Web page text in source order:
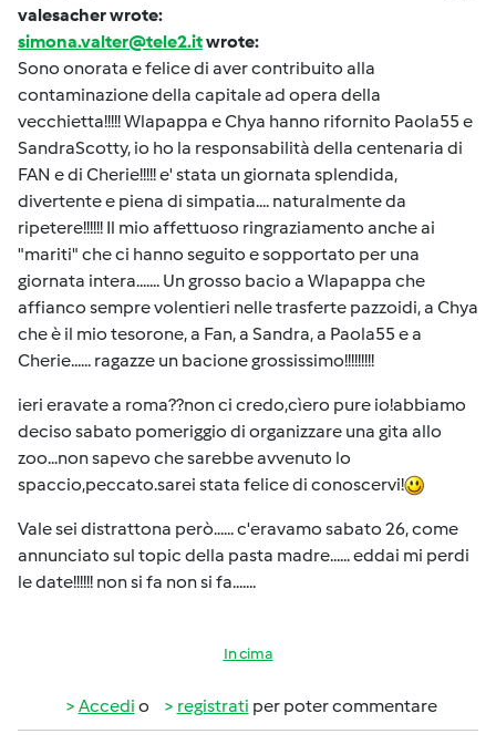
valesacher wrote:
simona.valter@tele2.itwrote:
Sono onorata e felice di aver contribuito alla
contaminazione della capitale ad opera della
vecchietta!!!!! Wlapappa e Chya hanno rifornito Paola55 e
SandraScotty, io ho la responsabilità della centenaria di
FAN e di Cherie!!!!! e' stata un giornata splendida,
divertente e piena di simpatia.... naturalmente da
ripetere!!!!!! Il mio affettuoso ringraziamento anche ai
"mariti" che ci hanno seguito e sopportato per una
giornata intera....... Un grosso bacio a Wlapappa che
affianco sempre volentieri nelle trasferte pazzoidi, a Chya
che è il mio tesorone, a Fan, a Sandra, a Paola55 e a
Cherie...... ragazze un bacione grossissimo!!!!!!!!!
ieri eravate a roma??non ci credo,cìero pure io!abbiamo
deciso sabato pomeriggio di organizzare una gita allo
zoo...non sapevo che sarebbe avvenuto lo
spaccio,peccato.sarei stata felice di conoscervi!
Vale sei distrattona però...... c'eravamo sabato 26, come
annunciato sul topic della pasta madre...... eddai mi perdi
le date!!!!!! non si fa non si fa.......
In cima
Accedi o registrati per poter commentare